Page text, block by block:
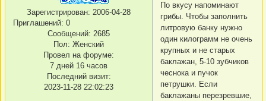
Зарегистрирован: 2006-04-28
Приглашений: 0
Сообщений: 2685
Пол: Женский
Провел на форуме:
7 дней 16 часов
Последний визит:
2023-11-28 22:02:23
По вкусу напоминают
грибы. Чтобы заполнить
литровую банку нужно
один килограмм не очень
крупных и не старых
баклажан, 5-10 зубчиков
чеснока и пучок
петрушки. Если
баклажаны перезревшие,